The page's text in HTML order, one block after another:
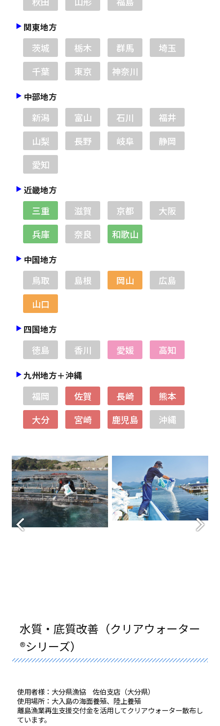
関東地方
茨城 栃木 群馬
埼玉
千葉
東京 神奈川
中部地方
新潟 富山 石川
福井
山梨
長野 岐阜
静岡
愛知
近畿地方
三重 滋賀 京都
大阪
兵庫
奈良 和歌山
中国地方
鳥取 島根 岡山
広島
山口
四国地方
徳島 香川 愛媛 高知
九州地方＋沖縄
福岡 佐賀 長崎
熊本
大分
宮崎 鹿児島 沖縄
水質・底質改善（クリアウォーター
®シリーズ）
使用者様：大分県漁協 佐伯支店（大分県）
使用場所：大入島の海面養殖、陸上養殖
離島漁業再生支援交付金を活用してクリアウォーター散布し
ています。